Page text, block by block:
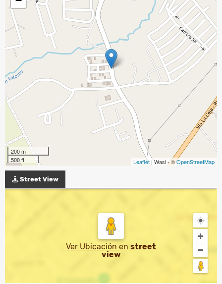
200 m
500 ft
Leaflet | Wasi - ©OpenStreetMap
Street View
Ver Ubicación en street
view